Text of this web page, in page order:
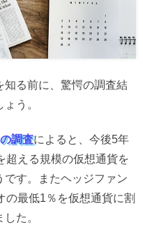
知る前に、驚愕の調査結
う。
調査によると、今後5年
超える規模の仮想通貨を
す。またヘッジファン
の最低1％を仮想通貨に割
た。